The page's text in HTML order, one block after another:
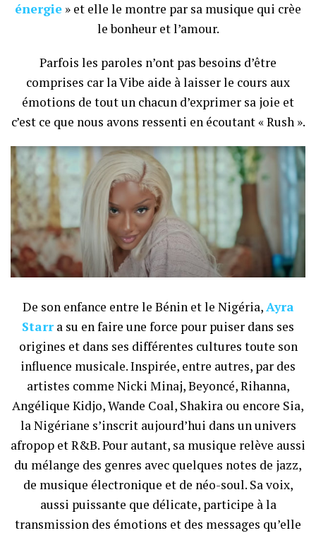
énergie » et elle le montre par sa musique qui crèe
le bonheur et l’amour.
Parfois les paroles n’ont pas besoins d’être
comprises car la Vibe aide à laisser le cours aux
émotions de tout un chacun d’exprimer sa joie et
c’est ce que nous avons ressenti en écoutant « Rush ».
De son enfance entre le Bénin et le Nigéria,Ayra
Starra su en faire une force pour puiser dans ses
origines et dans ses différentes cultures toute son
influence musicale. Inspirée, entre autres, par des
artistes comme Nicki Minaj, Beyoncé, Rihanna,
Angélique Kidjo, Wande Coal, Shakira ou encore Sia,
la Nigériane s’inscrit aujourd’hui dans un univers
afropop et R&B. Pour autant, sa musique relève aussi
du mélange des genres avec quelques notes de jazz,
de musique électronique et de néo-soul. Sa voix,
aussi puissante que délicate, participe à la
transmission des émotions et des messages qu’elle